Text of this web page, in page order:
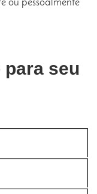
ou pessoalmente
para seu